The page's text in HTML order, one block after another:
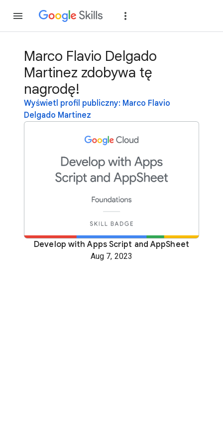
Marco Flavio Delgado
Martinez zdobywa tę
nagrodę!
Wyświetl profil publiczny: Marco Flavio
Delgado Martinez